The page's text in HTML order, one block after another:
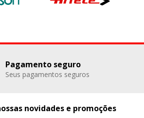
Pagamento seguro
Seus pagamentos seguros
novidades e promoções